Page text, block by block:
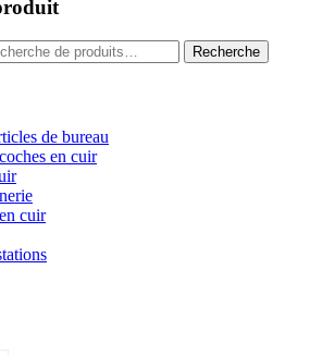
Recherche
de bureau
en cuir
cuir